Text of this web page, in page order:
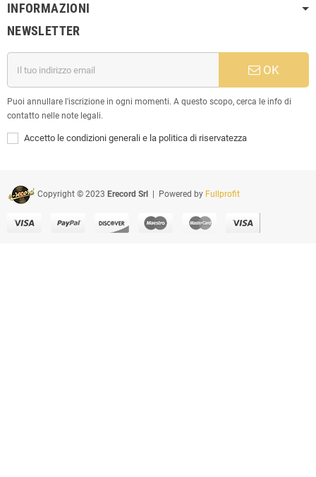
INFORMAZIONI
NEWSLETTER
OK
Puoi annullare l'iscrizione in ogni momenti. A questo scopo, cerca le info di
contatto nelle note legali.
Accetto le condizioni generali e la politica di riservatezza
Copyright © 2023 Erecord Srl | Powered by Fullprofit